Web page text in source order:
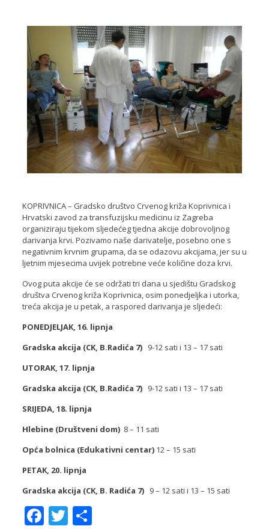
KOPRIVNICA – Gradsko društvo Crvenog križa Koprivnica i
Hrvatski zavod za transfuzijsku medicinu iz Zagreba
organiziraju tijekom sljedećeg tjedna akcije dobrovoljnog
darivanja krvi. Pozivamo naše darivatelje, posebno one s
negativnim krvnim grupama, da se odazovu akcijama, jer su u
ljetnim mjesecima uvijek potrebne veće količine doza krvi.
Ovog puta akcije će se održati tri dana u sjedištu Gradskog
društva Crvenog križa Koprivnica, osim ponedjeljka i utorka,
treća akcija je u petak, a raspored darivanja je sljedeći:
PONEDJELJAK, 16. lipnja
Gradska akcija (CK, B.Radića 7) 9-12 sati i 13 – 17 sati
UTORAK, 17. lipnja
Gradska akcija (CK, B.Radića 7) 9-12 sati i 13 – 17 sati
SRIJEDA, 18. lipnja
Hlebine (Društveni dom) 8 – 11 sati
Opća bolnica (Edukativni centar)12 – 15 sati
PETAK, 20. lipnja
Gradska akcija (CK, B. Radića 7)9 – 12 sati i 13 – 15 sati
Facebook
Twitter
Share